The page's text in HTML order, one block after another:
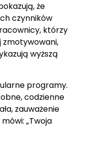
że
czynników
którzy
zmotywowani,
wyższą
programy.
codzienne
zauważenie
„Twoja